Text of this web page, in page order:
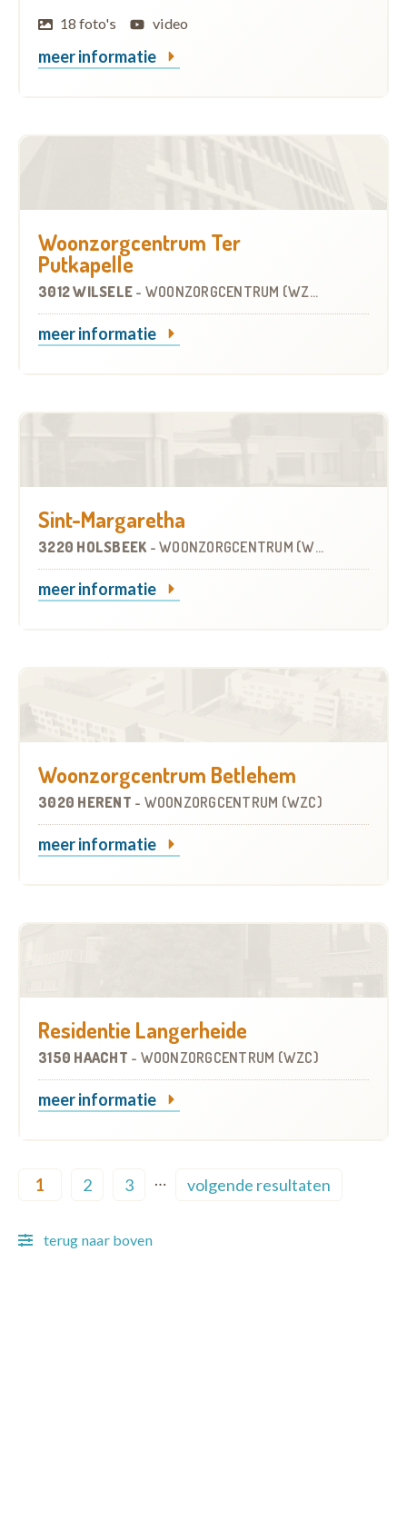
18 foto's video
meer informatie
Woonzorgcentrum Ter
Putkapelle
3012 WILSELE - WOONZORGCENTRUM (WZC)
meer informatie
Sint-Margaretha
3220 HOLSBEEK - WOONZORGCENTRUM (WZC)
meer informatie
Woonzorgcentrum Betlehem
3020 HERENT - WOONZORGCENTRUM (WZC)
meer informatie
Residentie Langerheide
3150 HAACHT - WOONZORGCENTRUM (WZC)
meer informatie
1 2 3
…
volgende resultaten
terug naar boven